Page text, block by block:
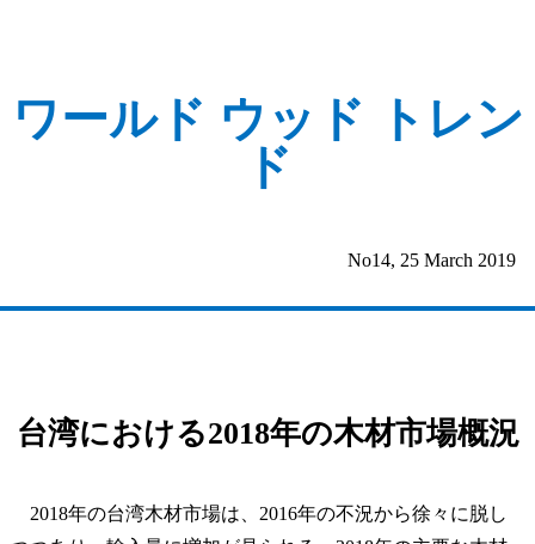
ワールド ウッド トレン
ド
No14, 25 March 2019
台湾における2018年の木材市場概況
2018年の台湾木材市場は、2016年の不況から徐々に脱し